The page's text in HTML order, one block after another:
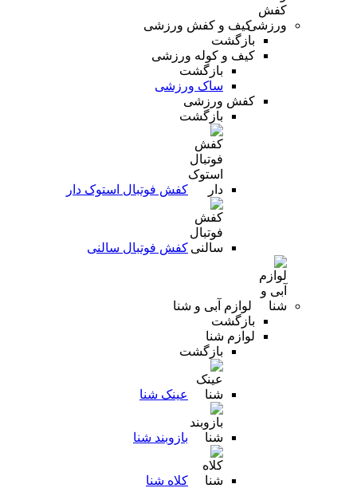
کیف و کفش ورزشی
بازگشت
کیف و کوله ورزشی
بازگشت
ساک ورزشی
کفش ورزشی
بازگشت
کفش فوتبال استوک دار
کفش فوتبال سالنی
لوازم آبی و شنا
بازگشت
لوازم شنا
بازگشت
عینک شنا
بازوبند شنا
کلاه شنا